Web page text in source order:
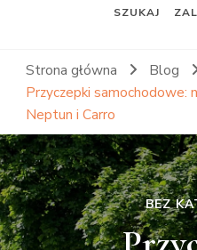
SZUKAJ
Strona główna Blog
Przyczepki samochodowe:
Neptun i Carro
BEZ